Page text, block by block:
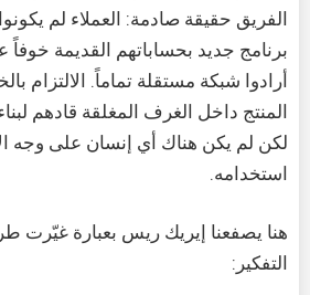
الفريق حقيقة صادمة: العملاء لم
برنامج جديد بحساباتهم القديمة
أرادوا شبكة مستقلة تماماً. الالتزام
المنتج داخل الغرف المغلقة قادهم
لكن لم يكن هناك أي إنسان على وجه
استخدامه.
هنا يصفعنا إيريك ريس بعبارة غيّرت
التفكير: